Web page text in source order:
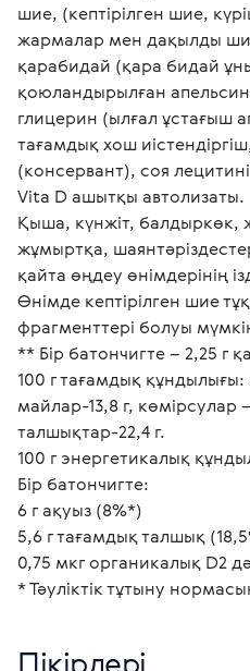
шие, (кептірілген шие,
жармалар мен дақылды
қарабидай (қара бидай
қоюландырылған
глицерин (ылғал ұстағыш
тағамдық хош
(консервант), соя
Vita D ашытқы автолизаты.
Қыша, күнжіт, балдыркөк,
жұмыртқа,
қайта өңдеу өнімдерінің
Өнімде кептірілген шие
фрагменттері болуы
** Бір батончигте – 2,25 г
100 г тағамдық құндылығы:
майлар-13,8 г, көмірсулар
талшықтар-22,4 г.
100 г энергетикалық
Бір батончигте:
6 г ақуыз (8%*)
5,6 г тағамдық талшық
0,75 мкг органикалық D2
* Тәуліктік тұтыну
Пікірлері